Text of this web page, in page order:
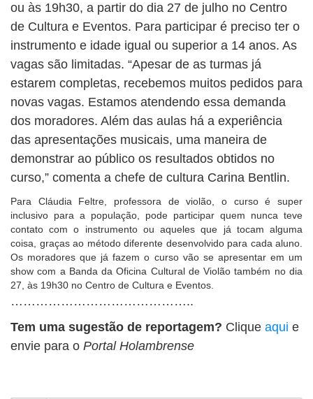
ou às 19h30, a partir do dia 27 de julho no Centro
de Cultura e Eventos. Para participar é preciso ter o
instrumento e idade igual ou superior a 14 anos. As
vagas são limitadas. “Apesar de as turmas já
estarem completas, recebemos muitos pedidos para
novas vagas. Estamos atendendo essa demanda
dos moradores. Além das aulas há a experiência
das apresentações musicais, uma maneira de
demonstrar ao público os resultados obtidos no
curso,” comenta a chefe de cultura Carina Bentlin.
Para Cláudia Feltre, professora de violão, o curso é super
inclusivo para a população, pode participar quem nunca teve
contato com o instrumento ou aqueles que já tocam alguma
coisa, graças ao método diferente desenvolvido para cada aluno.
Os moradores que já fazem o curso vão se apresentar em um
show com a Banda da Oficina Cultural de Violão também no dia
27, às 19h30 no Centro de Cultura e Eventos.
……………………………………..
Tem uma sugestão de reportagem? Clique aqui e
envie para o Portal Holambrense